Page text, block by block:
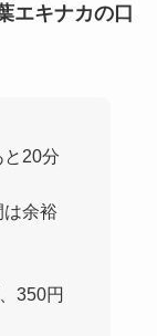
エキナカの口
20分
は余裕
350円